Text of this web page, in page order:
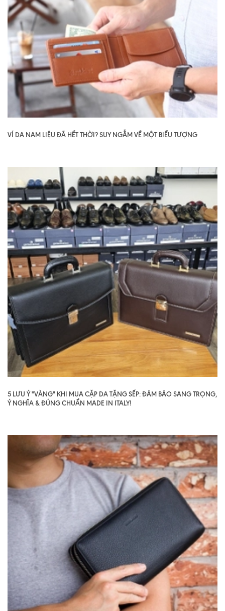
VÍ DA NAM LIỆU ĐÃ HẾT THỜI? SUY NGẪM VỀ MỘT BIỂU TƯỢNG
5 LƯU Ý "VÀNG" KHI MUA CẶP DA TẶNG SẾP: ĐẢM BẢO SANG TRỌNG,
Ý NGHĨA & ĐÚNG CHUẨN MADE IN ITALY!